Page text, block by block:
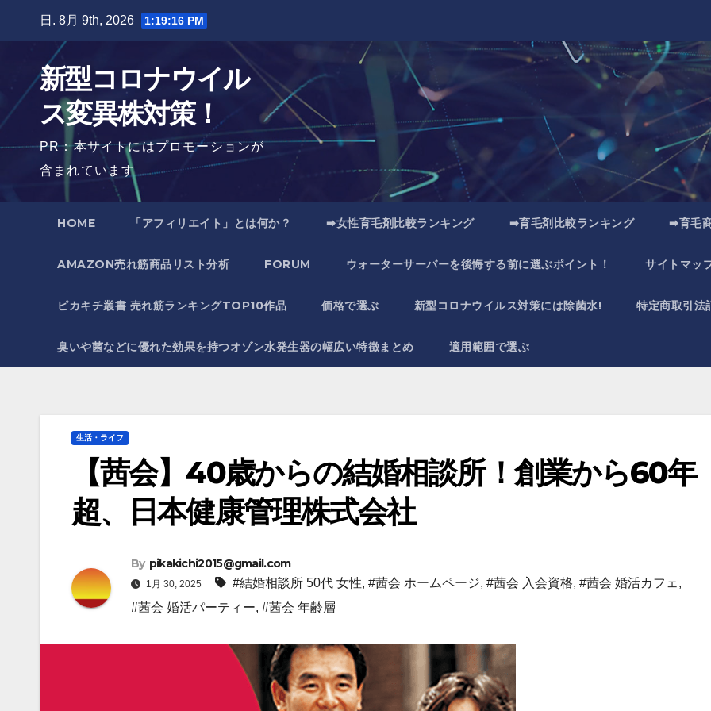
日. 8月 9th, 2026 1:19:17 PM
新型コロナウイル
ス変異株対策！
PR：本サイトにはプロモーションが
含まれています
HOME 「アフィリエイト」とは何か？ ➡女性育毛剤比較ランキング ➡育毛剤比較ランキング ➡育毛
AMAZON売れ筋商品リスト分析 FORUM ウォーターサーバーを後悔する前に選ぶポイント！ サイトマッ
ピカキチ叢書 売れ筋ランキングTOP10作品 価格で選ぶ 新型コロナウイルス対策には除菌水! 特定商取引法
臭いや菌などに優れた効果を持つオゾン水発生器の幅広い特徴まとめ 適用範囲で選ぶ
生活・ライフ
【茜会】40歳からの結婚相談所！創業から60年
超、日本健康管理株式会社
By pikakichi2015@gmail.com
1月 30, 2025 #結婚相談所 50代 女性, #茜会 ホームページ, #茜会 入会資格, #茜会 婚活カフェ ,
#茜会 婚活パーティー, #茜会 年齢層